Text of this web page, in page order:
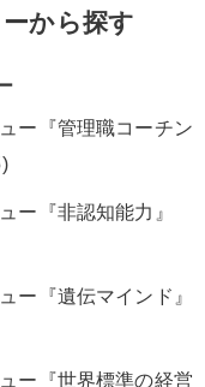
から探す
ー『管理職コーチン
ー『非認知能力』
ー『遺伝マインド』
ー『世界標準の経営